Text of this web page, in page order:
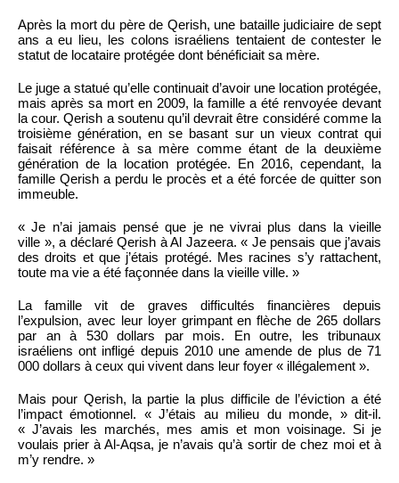
Après la mort du père de Qerish, une bataille judiciaire de sept
ans a eu lieu, les colons israéliens tentaient de contester le
statut de locataire protégée dont bénéficiait sa mère.
Le juge a statué qu’elle continuait d’avoir une location protégée,
mais après sa mort en 2009, la famille a été renvoyée devant
la cour. Qerish a soutenu qu’il devrait être considéré comme la
troisième génération, en se basant sur un vieux contrat qui
faisait référence à sa mère comme étant de la deuxième
génération de la location protégée. En 2016, cependant, la
famille Qerish a perdu le procès et a été forcée de quitter son
immeuble.
« Je n’ai jamais pensé que je ne vivrai plus dans la vieille
ville », a déclaré Qerish à Al Jazeera. « Je pensais que j’avais
des droits et que j’étais protégé. Mes racines s’y rattachent,
toute ma vie a été façonnée dans la vieille ville. »
La famille vit de graves difficultés financières depuis
l’expulsion, avec leur loyer grimpant en flèche de 265 dollars
par an à 530 dollars par mois. En outre, les tribunaux
israéliens ont infligé depuis 2010 une amende de plus de 71
000 dollars à ceux qui vivent dans leur foyer « illégalement ».
Mais pour Qerish, la partie la plus difficile de l’éviction a été
l’impact émotionnel. « J’étais au milieu du monde, » dit-il.
« J’avais les marchés, mes amis et mon voisinage. Si je
voulais prier à Al-Aqsa, je n’avais qu’à sortir de chez moi et à
m’y rendre. »